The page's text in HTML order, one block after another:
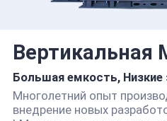
Вертикальная
Большая емкость, Низкие
Многолетний опыт
внедрение новых